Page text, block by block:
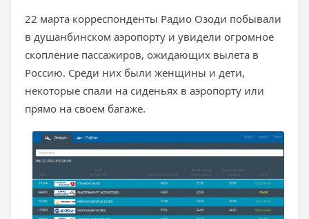
22 марта корреспонденты Радио Озоди побывали
в душанбинском аэропорту и увидели огромное
скопление пассажиров, ожидающих вылета в
Россию. Среди них были женщины и дети,
некоторые спали на сиденьях в аэропорту или
прямо на своем багаже.